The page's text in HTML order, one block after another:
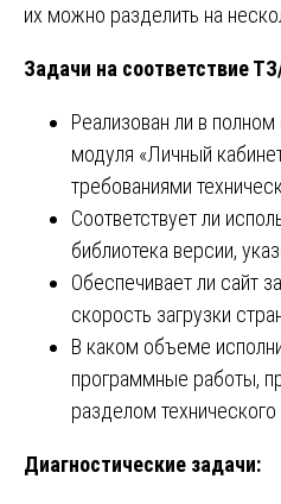
их можно разделить на
Задачи на соответствие
Реализован ли в
модуля «Личный
требованиями
Соответствует ли
библиотека версии,
Обеспечивает ли сайт
скорость загрузки
В каком объеме
программные работы,
разделом
Диагностические задачи: